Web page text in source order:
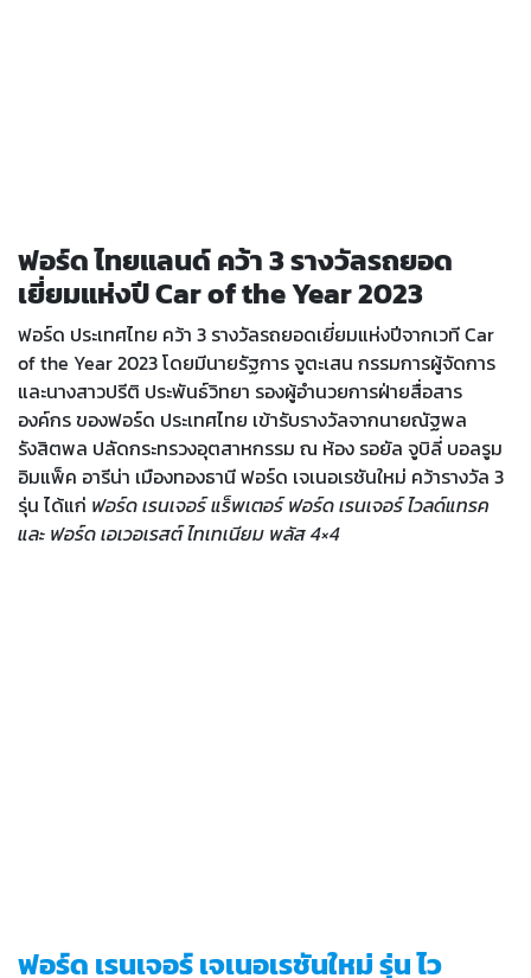
ฟอร์ด ไทยแลนด์ คว้า 3 รางวัลรถยอด
เยี่ยมแห่งปี Car of the Year 2023
ฟอร์ด ประเทศไทย คว้า 3 รางวัลรถยอดเยี่ยมแห่งปีจากเวที Car
of the Year 2023 โดยมีนายรัฐการ จูตะเสน กรรมการผู้จัดการ
และนางสาวปรีติ ประพันธ์วิทยา รองผู้อำนวยการฝ่ายสื่อสาร
องค์กร ของฟอร์ด ประเทศไทย เข้ารับรางวัลจากนายณัฐพล
รังสิตพล ปลัดกระทรวงอุตสาหกรรม ณ ห้อง รอยัล จูบิลี่ บอลรูม
อิมแพ็ค อารีน่า เมืองทองธานี ฟอร์ด เจเนอเรชันใหม่ คว้ารางวัล 3
รุ่น ได้แก่ ฟอร์ด เรนเจอร์ แร็พเตอร์ ฟอร์ด เรนเจอร์ ไวลด์แทรค
และ ฟอร์ด เอเวอเรสต์ ไทเทเนียม พลัส 4×4
ฟอร์ด เรนเจอร์ เจเนอเรชันใหม่ รุ่น ไว